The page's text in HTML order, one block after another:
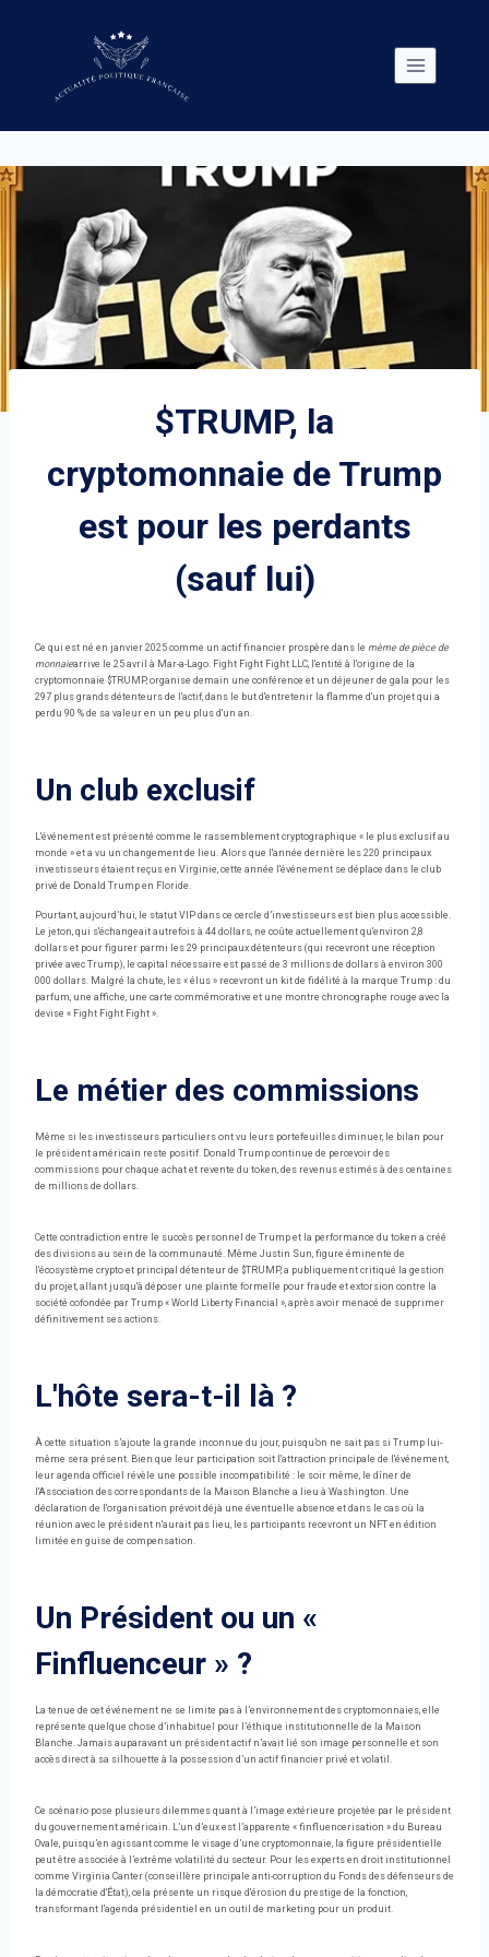
$TRUMP, la
cryptomonnaie de Trump
est pour les perdants
(sauf lui)
Ce qui est né en janvier 2025 comme un actif financier prospère dans le mème de pièce de
monnaiearrive le 25 avril à Mar-a-Lago. Fight Fight Fight LLC, l'entité à l'origine de la
cryptomonnaie $TRUMP, organise demain une conférence et un déjeuner de gala pour les
297 plus grands détenteurs de l'actif, dans le but d'entretenir la flamme d'un projet qui a
perdu 90 % de sa valeur en un peu plus d'un an.
Un club exclusif
L'événement est présenté comme le rassemblement cryptographique « le plus exclusif au
monde » et a vu un changement de lieu. Alors que l'année dernière les 220 principaux
investisseurs étaient reçus en Virginie, cette année l'événement se déplace dans le club
privé de Donald Trump en Floride.
Pourtant, aujourd’hui, le statut VIP dans ce cercle d’investisseurs est bien plus accessible.
Le jeton, qui s'échangeait autrefois à 44 dollars, ne coûte actuellement qu'environ 2,8
dollars et pour figurer parmi les 29 principaux détenteurs (qui recevront une réception
privée avec Trump), le capital nécessaire est passé de 3 millions de dollars à environ 300
000 dollars. Malgré la chute, les « élus » recevront un kit de fidélité à la marque Trump : du
parfum, une affiche, une carte commémorative et une montre chronographe rouge avec la
devise « Fight Fight Fight ».
Le métier des commissions
Même si les investisseurs particuliers ont vu leurs portefeuilles diminuer, le bilan pour
le président américain reste positif. Donald Trump continue de percevoir des
commissions pour chaque achat et revente du token, des revenus estimés à des centaines
de millions de dollars.
Cette contradiction entre le succès personnel de Trump et la performance du token a créé
des divisions au sein de la communauté. Même Justin Sun, figure éminente de
l'écosystème crypto et principal détenteur de $TRUMP, a publiquement critiqué la gestion
du projet, allant jusqu'à déposer une plainte formelle pour fraude et extorsion contre la
société cofondée par Trump « World Liberty Financial », après avoir menacé de supprimer
définitivement ses actions.
L'hôte sera-t-il là ?
À cette situation s’ajoute la grande inconnue du jour, puisqu’on ne sait pas si Trump lui-
même sera présent. Bien que leur participation soit l'attraction principale de l'événement,
leur agenda officiel révèle une possible incompatibilité : le soir même, le dîner de
l'Association des correspondants de la Maison Blanche a lieu à Washington. Une
déclaration de l'organisation prévoit déjà une éventuelle absence et dans le cas où la
réunion avec le président n'aurait pas lieu, les participants recevront un NFT en édition
limitée en guise de compensation.
Un Président ou un «
Finfluenceur » ?
La tenue de cet événement ne se limite pas à l’environnement des cryptomonnaies, elle
représente quelque chose d’inhabituel pour l’éthique institutionnelle de la Maison
Blanche. Jamais auparavant un président actif n’avait lié son image personnelle et son
accès direct à sa silhouette à la possession d’un actif financier privé et volatil.
Ce scénario pose plusieurs dilemmes quant à l’image extérieure projetée par le président
du gouvernement américain. L’un d’eux est l’apparente « finfluencerisation » du Bureau
Ovale, puisqu’en agissant comme le visage d’une cryptomonnaie, la figure présidentielle
peut être associée à l’extrême volatilité du secteur. Pour les experts en droit institutionnel
comme Virginia Canter (conseillère principale anti-corruption du Fonds des défenseurs de
la démocratie d'État), cela présente un risque d'érosion du prestige de la fonction,
transformant l'agenda présidentiel en un outil de marketing pour un produit.